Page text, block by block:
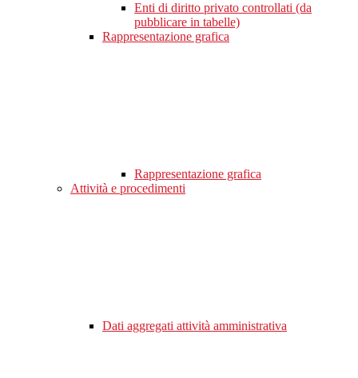
Enti di diritto privato controllati (da
pubblicare in tabelle)
Rappresentazione grafica
Rappresentazione grafica
Attività e procedimenti
Dati aggregati attività amministrativa